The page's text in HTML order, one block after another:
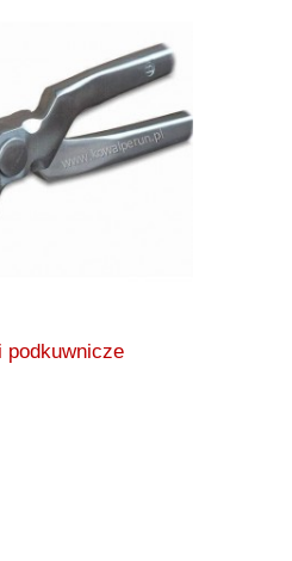
podkuwnicze